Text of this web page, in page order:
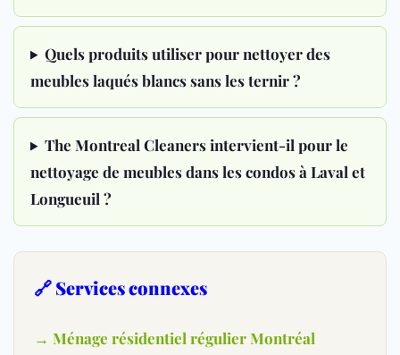
Quels produits utiliser pour nettoyer des
meubles laqués blancs sans les ternir ?
The Montreal Cleaners intervient-il pour le
nettoyage de meubles dans les condos à Laval et
Longueuil ?
🔗 Services connexes
→ Ménage résidentiel régulier Montréal